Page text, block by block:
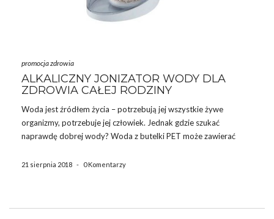
promocja zdrowia
ALKALICZNY JONIZATOR WODY DLA
ZDROWIA CAŁEJ RODZINY
Woda jest źródłem życia – potrzebują jej wszystkie żywe
organizmy, potrzebuje jej człowiek. Jednak gdzie szukać
naprawdę dobrej wody? Woda z butelki PET może zawierać
z kranu może zawierać chlor, azotany, arsen i inne niebezpieczne
21 sierpnia 2018 - 0 Komentarzy